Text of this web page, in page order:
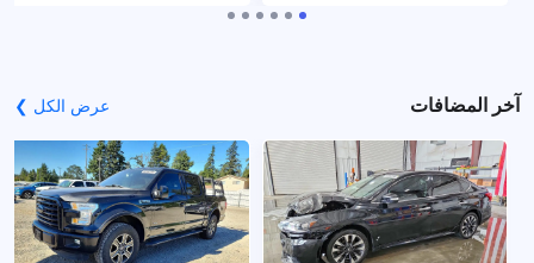
آخر المضافات عرض الكل ❯